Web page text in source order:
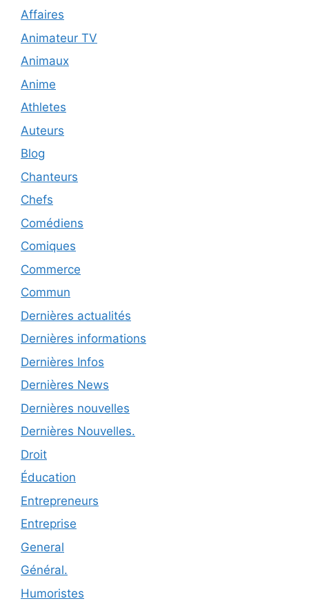
Affaires
Animateur TV
Animaux
Anime
Athletes
Auteurs
Blog
Chanteurs
Chefs
Comédiens
Comiques
Commerce
Commun
Dernières actualités
Dernières informations
Dernières Infos
Dernières News
Dernières nouvelles
Dernières Nouvelles.
Droit
Éducation
Entrepreneurs
Entreprise
General
Général.
Humoristes